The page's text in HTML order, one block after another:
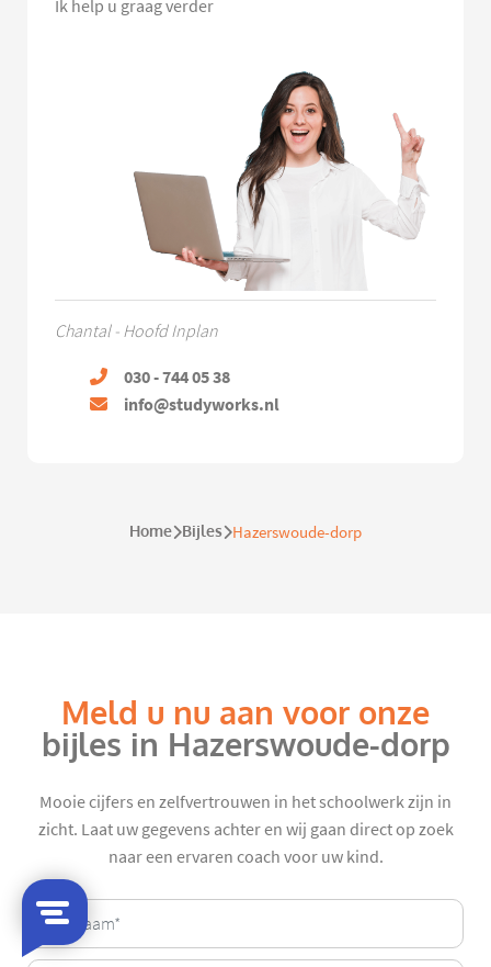
Ik help u graag verder
Chantal - Hoofd Inplan
030 - 744 05 38
info@studyworks.nl
Home Bijles Hazerswoude-dorp
Meld u nu aan voor onze
bijles in Hazerswoude-dorp
Mooie cijfers en zelfvertrouwen in het schoolwerk zijn in
zicht. Laat uw gegevens achter en wij gaan direct op zoek
naar een ervaren coach voor uw kind.